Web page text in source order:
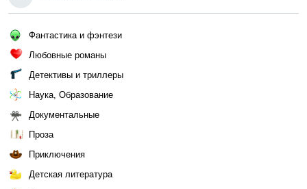
Фантастика и фэнтези
Любовные романы
Детективы и триллеры
Наука, Образование
Документальные
Проза
Приключения
Детская литература